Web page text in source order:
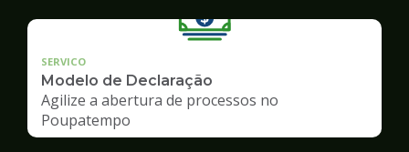
SERVICO
Modelo de Declaração
Agilize a abertura de processos no
Poupatempo